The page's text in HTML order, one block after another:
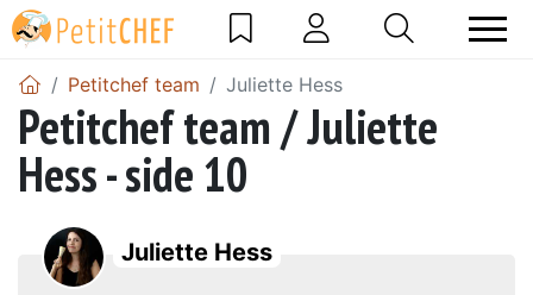
Petitchef team Juliette Hess
Petitchef team / Juliette
Hess - side 10
Juliette Hess